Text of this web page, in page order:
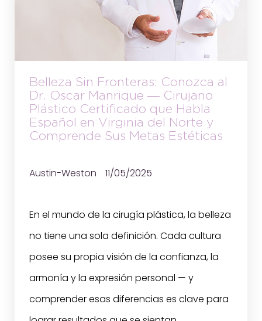
Belleza Sin Fronteras: Conozca al
Dr. Oscar Manrique — Cirujano
Plástico Certificado que Habla
Español en Virginia del Norte y
Comprende Sus Metas Estéticas
Austin-Weston 11/05/2025
En el mundo de la cirugía plástica, la belleza
no tiene una sola definición. Cada cultura
posee su propia visión de la confianza, la
armonía y la expresión personal — y
comprender esas diferencias es clave para